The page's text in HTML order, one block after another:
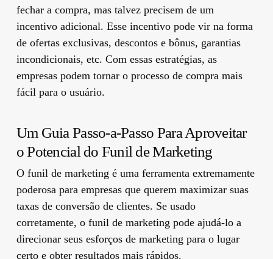
fechar a compra, mas talvez precisem de um
incentivo adicional. Esse incentivo pode vir na forma
de ofertas exclusivas, descontos e bônus, garantias
incondicionais, etc. Com essas estratégias, as
empresas podem tornar o processo de compra mais
fácil para o usuário.
Um Guia Passo-a-Passo Para Aproveitar
o Potencial do Funil de Marketing
O funil de marketing é uma ferramenta extremamente
poderosa para empresas que querem maximizar suas
taxas de conversão de clientes. Se usado
corretamente, o funil de marketing pode ajudá-lo a
direcionar seus esforços de marketing para o lugar
certo e obter resultados mais rápidos.